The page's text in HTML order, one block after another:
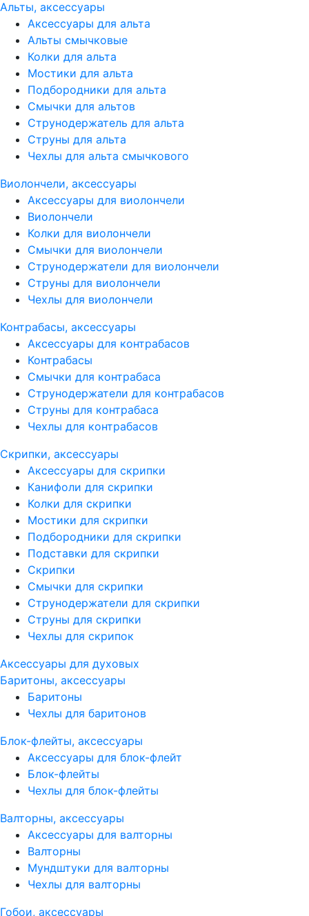
Альты, аксессуары
Аксессуары для альта
Альты смычковые
Колки для альта
Мостики для альта
Подбородники для альта
Смычки для альтов
Струнодержатель для альта
Струны для альта
Чехлы для альта смычкового
Виолончели, аксессуары
Аксессуары для виолончели
Виолончели
Колки для виолончели
Смычки для виолончели
Струнодержатели для виолончели
Струны для виолончели
Чехлы для виолончели
Контрабасы, аксессуары
Аксессуары для контрабасов
Контрабасы
Смычки для контрабаса
Струнодержатели для контрабасов
Струны для контрабаса
Чехлы для контрабасов
Скрипки, аксессуары
Аксессуары для скрипки
Канифоли для скрипки
Колки для скрипки
Мостики для скрипки
Подбородники для скрипки
Подставки для скрипки
Скрипки
Смычки для скрипки
Струнодержатели для скрипки
Струны для скрипки
Чехлы для скрипок
Аксессуары для духовых
Баритоны, аксессуары
Баритоны
Чехлы для баритонов
Блок-флейты, аксессуары
Аксессуары для блок-флейт
Блок-флейты
Чехлы для блок-флейты
Валторны, аксессуары
Аксессуары для валторны
Валторны
Мундштуки для валторны
Чехлы для валторны
Гобои, аксессуары